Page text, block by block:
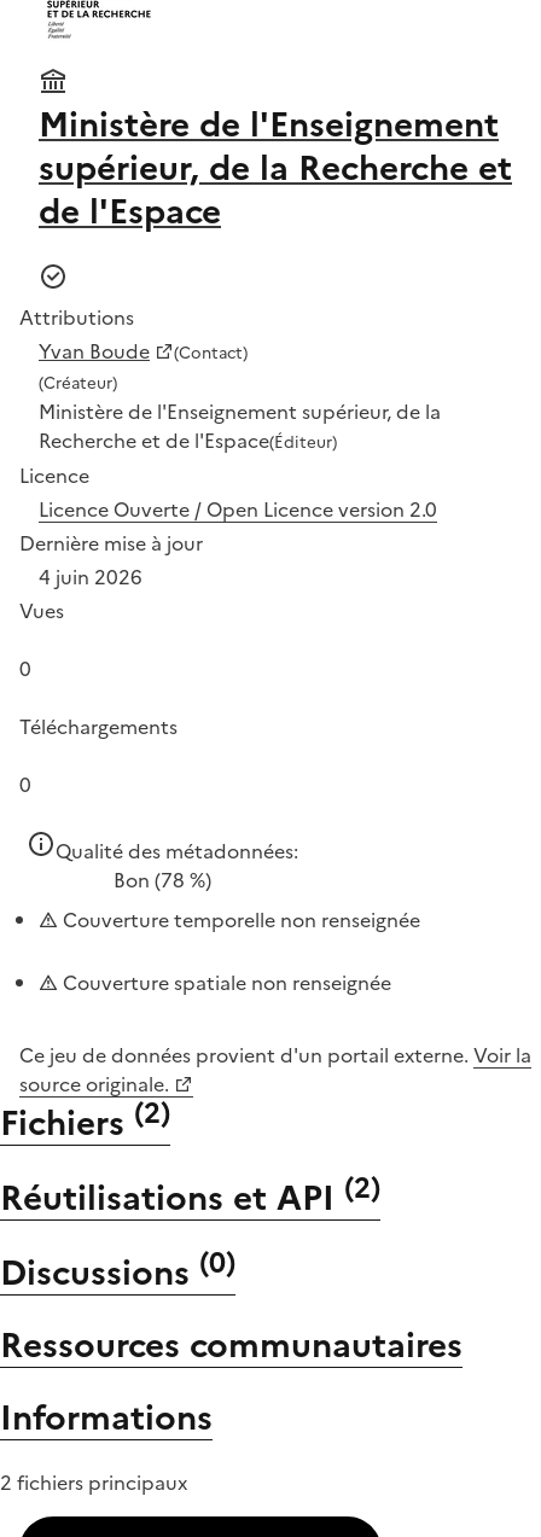
Ministère de l'Enseignement
supérieur, de la Recherche et
de l'Espace
Attributions
Yvan Boude
(Contact)
(Créateur)
Ministère de l'Enseignement supérieur, de la
Recherche et de l'Espace(Éditeur)
Licence
Licence Ouverte / Open Licence version 2.0
Dernière mise à jour
4 juin 2026
Vues
0
Téléchargements
0
Qualité des métadonnées:
Bon (78 %)
Couverture temporelle non renseignée
Couverture spatiale non renseignée
Ce jeu de données provient d'un portail externe. Voir la
source originale.
Fichiers (2)
Réutilisations et API (2)
Discussions (0)
Ressources communautaires
Informations
2 fichiers principaux